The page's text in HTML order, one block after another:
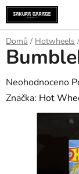
Přejít
na
obsah
Domů / Hotwheels /
Průměrné
hodnocení
produktu
Neohodnoceno
Značka: Hot